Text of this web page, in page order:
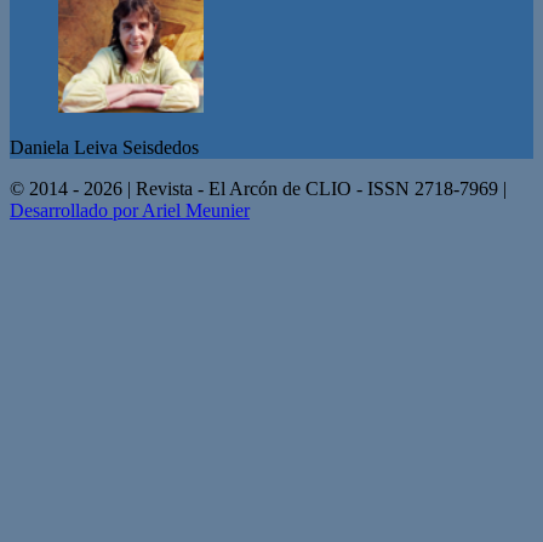
Daniela Leiva Seisdedos
© 2014 - 2026 | Revista - El Arcón de CLIO - ISSN 2718-7969 |
Desarrollado por Ariel Meunier